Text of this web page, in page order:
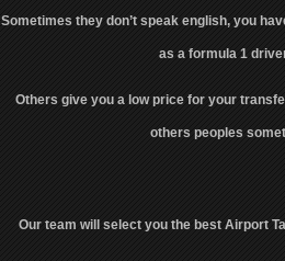
Sometimes they don’t speak english, you
as a formula 1
Others give you a low price for your
others peoples
Our team will select you the best Airport